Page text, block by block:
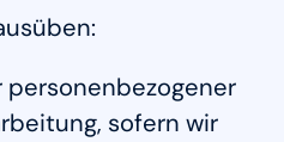
personenbezogener
sofern wir